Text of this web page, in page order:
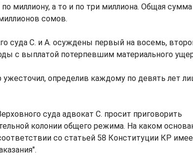
миллиону, а то и по три миллиона. Общая сумма
сомов.
суда С. и А. осуждены первый на восемь,
с выплатой потерпевшим материального
определив каждому по девять лет
суда адвокат С. просит приговорить
колонии общего режима. На каком
со статьей 58 Конституции КР